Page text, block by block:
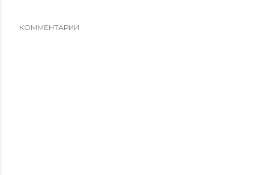
КОММЕНТАРИИ